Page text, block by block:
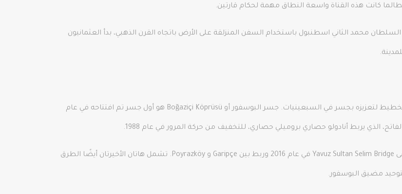
صميم الفتوحات. في عام 1453، عندما غزا السلطان محمد الثاني اسطنبول باستخدام السفن المنزلقة على الأرض باتجاه القرن الذهبي، بدأ العثمانيون
يُعد مضيق البوسفور بمثابة ممر مائي دولي مزدحم، وقد تم التخطيط لتعزيزه بجسر في السبعينيات. جسر البوسفور أو Boğaziçi Köprüsü هو أول جسر تم افتتاحه في عام
إلى الشمال من المضيق، تم الانتهاء من الجسر الثالث المسمى Yavuz Sultan Selim Bridge في عام 2016 وربط بين Garipçe و Poyrazköy. تشمل هاتان الأخيرتان أيضًا الطرق
مضيق البوسفور.